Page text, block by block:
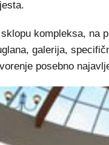
kompleksa, na
galerija,
posebno